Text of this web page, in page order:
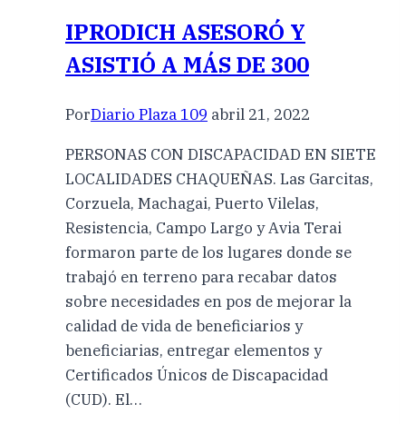
IPRODICH ASESORÓ Y
ASISTIÓ A MÁS DE 300
PorDiario Plaza 109 abril 21, 2022
PERSONAS CON DISCAPACIDAD EN SIETE
LOCALIDADES CHAQUEÑAS. Las Garcitas,
Corzuela, Machagai, Puerto Vilelas,
Resistencia, Campo Largo y Avia Terai
formaron parte de los lugares donde se
trabajó en terreno para recabar datos
sobre necesidades en pos de mejorar la
calidad de vida de beneficiarios y
beneficiarias, entregar elementos y
Certificados Únicos de Discapacidad
(CUD). El…